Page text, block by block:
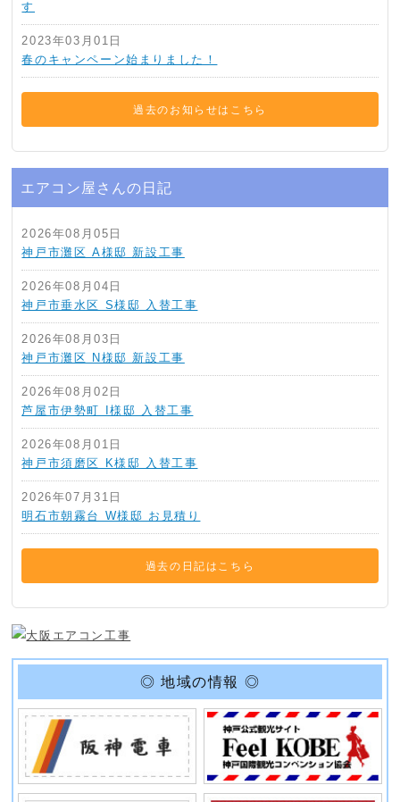
す
2023年03月01日
春のキャンペーン始まりました！
過去のお知らせはこちら
エアコン屋さんの日記
2026年08月05日
神戸市灘区 A様邸 新設工事
2026年08月04日
神戸市垂水区 S様邸 入替工事
2026年08月03日
神戸市灘区 N様邸 新設工事
2026年08月02日
芦屋市伊勢町 I様邸 入替工事
2026年08月01日
神戸市須磨区 K様邸 入替工事
2026年07月31日
明石市朝霧台 W様邸 お見積り
過去の日記はこちら
◎ 地域の情報 ◎